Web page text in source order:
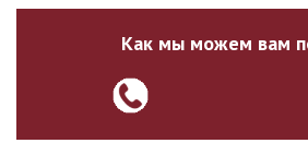
Как мы можем вам